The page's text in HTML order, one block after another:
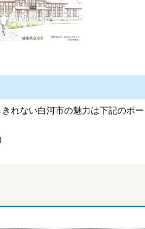
れない白河市の魅力は下記のポー